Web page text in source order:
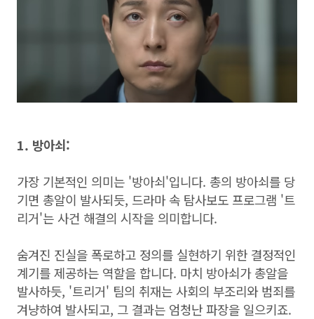
1. 방아쇠:
가장 기본적인 의미는 '방아쇠'입니다. 총의 방아쇠를 당
기면 총알이 발사되듯, 드라마 속 탐사보도 프로그램 '트
리거'는 사건 해결의 시작을 의미합니다.
숨겨진 진실을 폭로하고 정의를 실현하기 위한 결정적인
계기를 제공하는 역할을 합니다. 마치 방아쇠가 총알을
발사하듯, '트리거' 팀의 취재는 사회의 부조리와 범죄를
겨냥하여 발사되고, 그 결과는 엄청난 파장을 일으키죠.